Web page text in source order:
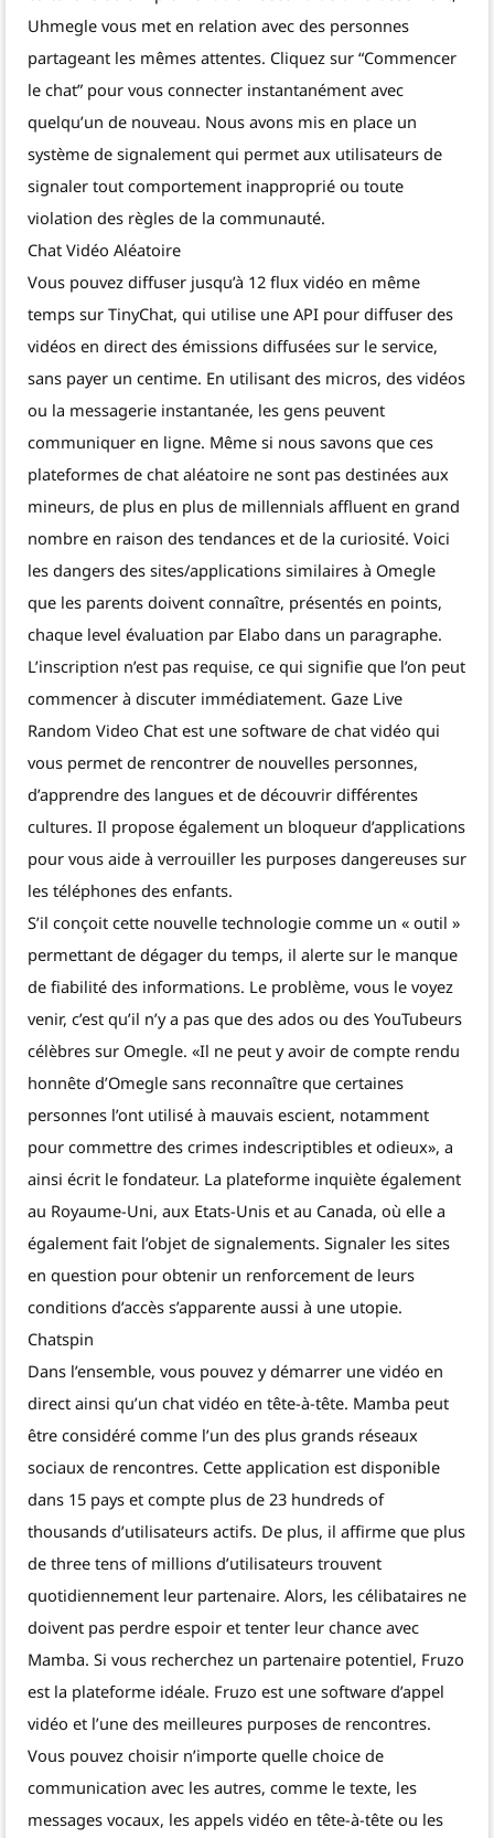
Uhmegle vous met en relation avec des personnes
partageant les mêmes attentes. Cliquez sur “Commencer
le chat” pour vous connecter instantanément avec
quelqu’un de nouveau. Nous avons mis en place un
système de signalement qui permet aux utilisateurs de
signaler tout comportement inapproprié ou toute
violation des règles de la communauté.
Chat Vidéo Aléatoire
Vous pouvez diffuser jusqu’à 12 flux vidéo en même
temps sur TinyChat, qui utilise une API pour diffuser des
vidéos en direct des émissions diffusées sur le service,
sans payer un centime. En utilisant des micros, des vidéos
ou la messagerie instantanée, les gens peuvent
communiquer en ligne. Même si nous savons que ces
plateformes de chat aléatoire ne sont pas destinées aux
mineurs, de plus en plus de millennials affluent en grand
nombre en raison des tendances et de la curiosité. Voici
les dangers des sites/applications similaires à Omegle
que les parents doivent connaître, présentés en points,
chaque level évaluation par Elabo dans un paragraphe.
L’inscription n’est pas requise, ce qui signifie que l’on peut
commencer à discuter immédiatement. Gaze Live
Random Video Chat est une software de chat vidéo qui
vous permet de rencontrer de nouvelles personnes,
d’apprendre des langues et de découvrir différentes
cultures. Il propose également un bloqueur d’applications
pour vous aide à verrouiller les purposes dangereuses sur
les téléphones des enfants.
S’il conçoit cette nouvelle technologie comme un « outil »
permettant de dégager du temps, il alerte sur le manque
de fiabilité des informations. Le problème, vous le voyez
venir, c’est qu’il n’y a pas que des ados ou des YouTubeurs
célèbres sur Omegle. «Il ne peut y avoir de compte rendu
honnête d’Omegle sans reconnaître que certaines
personnes l’ont utilisé à mauvais escient, notamment
pour commettre des crimes indescriptibles et odieux», a
ainsi écrit le fondateur. La plateforme inquiète également
au Royaume-Uni, aux Etats-Unis et au Canada, où elle a
également fait l’objet de signalements. Signaler les sites
en question pour obtenir un renforcement de leurs
conditions d’accès s’apparente aussi à une utopie.
Chatspin
Dans l’ensemble, vous pouvez y démarrer une vidéo en
direct ainsi qu’un chat vidéo en tête-à-tête. Mamba peut
être considéré comme l’un des plus grands réseaux
sociaux de rencontres. Cette application est disponible
dans 15 pays et compte plus de 23 hundreds of
thousands d’utilisateurs actifs. De plus, il affirme que plus
de three tens of millions d’utilisateurs trouvent
quotidiennement leur partenaire. Alors, les célibataires ne
doivent pas perdre espoir et tenter leur chance avec
Mamba. Si vous recherchez un partenaire potentiel, Fruzo
est la plateforme idéale. Fruzo est une software d’appel
vidéo et l’une des meilleures purposes de rencontres.
Vous pouvez choisir n’importe quelle choice de
communication avec les autres, comme le texte, les
messages vocaux, les appels vidéo en tête-à-tête ou les